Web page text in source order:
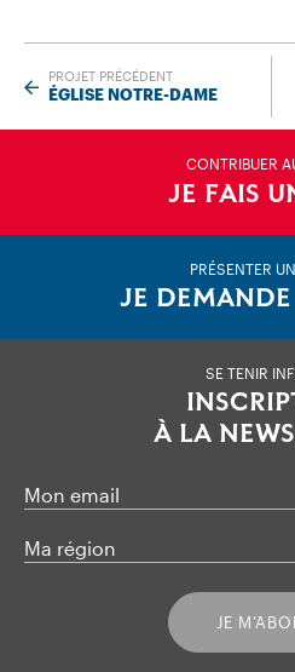
PROJET PRÉCÉDENT
ÉGLISE NOTRE-DAME
CONTRIBUER
JE FAIS
PRÉSENTER
JE
SE TENIR
À LA
Mon email
Ma région
JE